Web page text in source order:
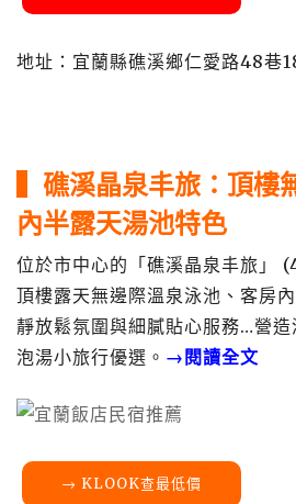
地址：宜蘭縣礁溪鄉仁愛路48巷
▍礁溪晶泉丰旅：頂樓
內半露天湯池特色
位於市中心的「礁溪晶泉丰旅」
頂樓露天無邊際溫泉泳池、客房
靜放鬆氛圍與細膩貼心服務…營
泡湯小旅行優選。 →閱讀全文
→ KLOOK查最低價